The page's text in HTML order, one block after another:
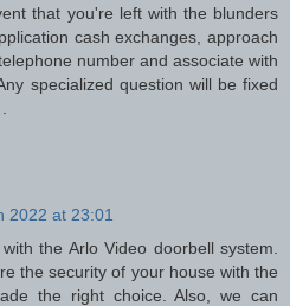
that you're left with the blunders
cash exchanges, approach
number and associate with
specialized question will be fixed
2022 at 23:01
the Arlo Video doorbell system.
the security of your house with the
the right choice. Also, we can